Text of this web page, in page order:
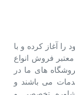
۱۳۶۵ فعالیت خود را آغاز کرده و با
فروش انواع
های ما در
می باشند و